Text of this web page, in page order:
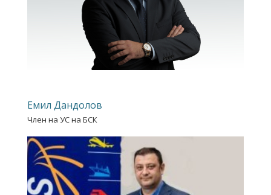
Емил Дандолов
Член на УС на БСК